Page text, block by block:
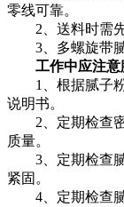
零线可靠。
2、送料时需先
3、多螺旋带腻
工作中应注
1、根据腻子粉
说明书。
2、定期检查密
质量。
3、定期检查腻
紧固。
4、定期检查腻